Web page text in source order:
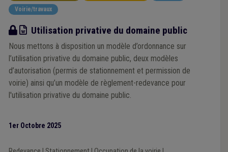
Voirie/travaux
Modèle
Utilisation privative du domaine public
Nous mettons à disposition un modèle d’ordonnance sur
l’utilisation privative du domaine public, deux modèles
d’autorisation (permis de stationnement et permission de
voirie) ainsi qu’un modèle de règlement-redevance pour
l'utilisation privative du domaine public.
1er Octobre 2025